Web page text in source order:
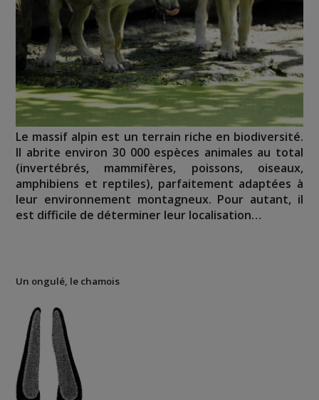
Le massif alpin est un terrain riche en biodiversité.
Il abrite environ 30 000 espèces animales au total
(invertébrés, mammifères, poissons, oiseaux,
amphibiens et reptiles), parfaitement adaptées à
leur environnement montagneux. Pour autant, il
est difficile de déterminer leur localisation…
Un ongulé, le chamois